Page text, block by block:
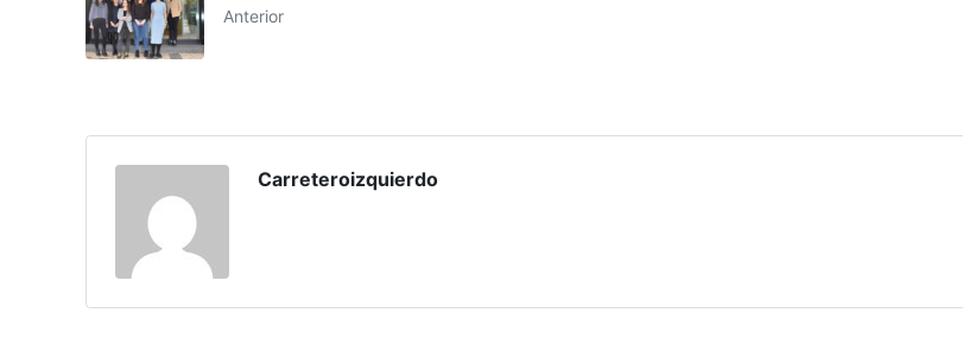
Anterior
Carreteroizquierdo